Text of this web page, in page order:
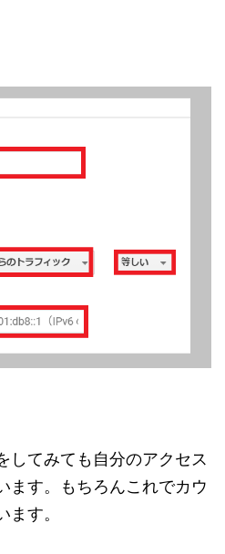
してみても自分のアクセス
ます。もちろんこれでカウ
す。